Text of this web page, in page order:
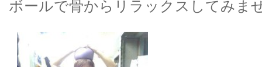
ボールで骨からリラックスしてみま